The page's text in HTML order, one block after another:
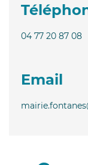
04 77 20 87 08
Email